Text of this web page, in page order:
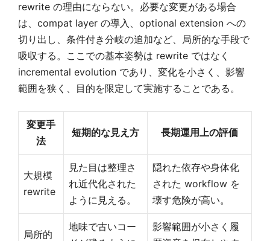
rewrite の理由にならない。必要な変更がある場合
は、compat layer の導入、optional extension への
切り出し、条件付き分岐の追加など、局所的な手段で
吸収する。ここでの基本姿勢は rewrite ではなく
incremental evolution であり、変化を小さく、影響
範囲を狭く、目的を限定して実施することである。
変更手
法
短期的な見え方 長期運用上の評価
大規模
rewrite
見た目は整理さ
れ近代化された
ように見える。
隠れた依存や身体化
された workflow を
壊す危険が高い。
局所的
地味で古いコー
影響範囲が小さく履